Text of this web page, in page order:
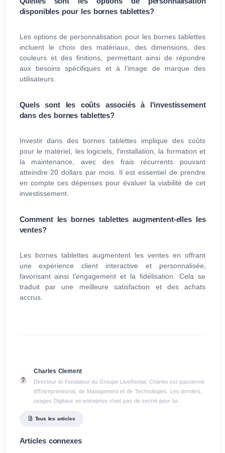
disponibles pour les bornes tablettes?
Les options de personnalisation pour les bornes tablettes
incluent le choix des matériaux, des dimensions, des
couleurs et des finitions, permettant ainsi de répondre
aux besoins spécifiques et à l'image de marque des
utilisateurs.
Quels sont les coûts associés à l'investissement
dans des bornes tablettes?
Investir dans des bornes tablettes implique des coûts
pour le matériel, les logiciels, l'installation, la formation et
la maintenance, avec des frais récurrents pouvant
atteindre 20 dollars par mois. Il est essentiel de prendre
en compte ces dépenses pour évaluer la viabilité de cet
investissement.
Comment les bornes tablettes augmentent-elles les
ventes?
Les bornes tablettes augmentent les ventes en offrant
une expérience client interactive et personnalisée,
favorisant ainsi l'engagement et la fidélisation. Cela se
traduit par une meilleure satisfaction et des achats
accrus.
Charles Clement
Directeur et Fondateur du Groupe LiveRental, Charles est passionné
d'Entrepreneuriat, de Management et de Technologies. Les derniers
usages Digitaux en entreprise n'ont pas de secret pour lui.
Tous les articles
Articles connexes